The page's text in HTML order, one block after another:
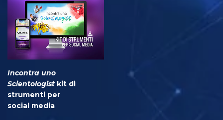
Incontra uno
Scientologist kit di
strumenti per
social media